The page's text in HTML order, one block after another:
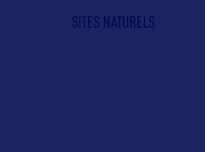
SITES NATURELS